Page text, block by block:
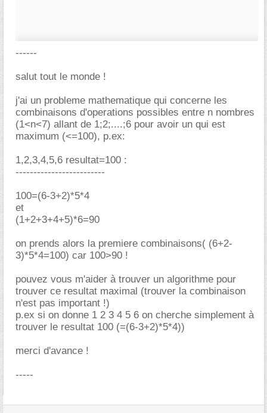
------
salut tout le monde !
j'ai un probleme mathematique qui concerne les
combinaisons d'operations possibles entre n nombres
(1<n<7) allant de 1;2;....;6 pour avoir un qui est
maximum (<=100), p.ex:
1,2,3,4,5,6 resultat=100 :
-------------------------
100=(6-3+2)*5*4
et
(1+2+3+4+5)*6=90
on prends alors la premiere combinaisons( (6+2-
3)*5*4=100) car 100>90 !
pouvez vous m'aider à trouver un algorithme pour
trouver ce resultat maximal (trouver la combinaison
n'est pas important !)
p.ex si on donne 1 2 3 4 5 6 on cherche simplement à
trouver le resultat 100 (=(6-3+2)*5*4))
merci d'avance !
-----